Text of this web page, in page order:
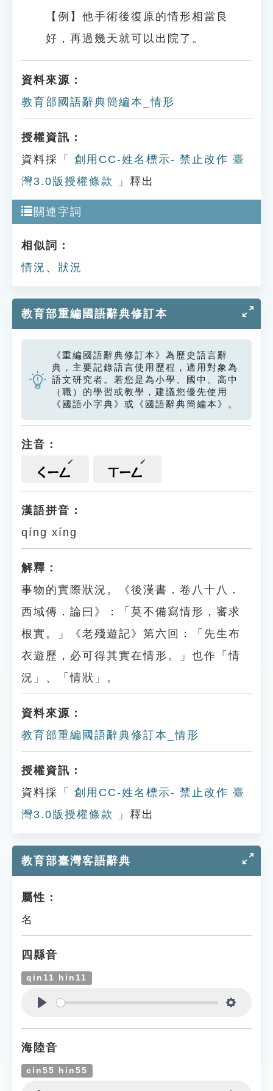
【例】他手術後復原的情形相當良
好，再過幾天就可以出院了。
資料來源：
教育部國語辭典簡編本_情形
授權資訊：
資料採「
創用CC-姓名標示- 禁止改作 臺
灣3.0版授權條款
」釋出
關連字詞
相似詞：
情況 、 狀況
教育部重編國語辭典修訂本
《重編國語辭典修訂本》為歷史語言辭
典，主要記錄語言使用歷程，適用對象為
語文研究者。若您是為小學、國中、高中
（職）的學習或教學，建議您優先使用
《國語小字典》或《國語辭典簡編本》。
注音：
ㄑㄧㄥ ㄒㄧㄥ
漢語拼音：
qíng xíng
解釋：
事物的實際狀況。《後漢書．卷八十八．
西域傳．論曰》：「莫不備寫情形，審求
根實。」《老殘遊記》第六回：「先生布
衣遊歷，必可得其實在情形。」也作「情
況」、「情狀」。
資料來源：
教育部重編國語辭典修訂本_情形
授權資訊：
資料採「
創用CC-姓名標示- 禁止改作 臺
灣3.0版授權條款
」釋出
教育部臺灣客語辭典
屬性：
名
四縣音
qin11 hin11
海陸音
cin55 hin55